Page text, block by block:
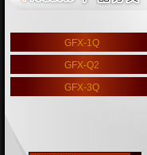
GFX-1Q
GFX-Q2
GFX-3Q